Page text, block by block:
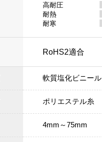
高耐圧
耐熱
耐寒
RoHS2適合
軟質塩化ビニール
ポリエステル糸
4mm～75mm